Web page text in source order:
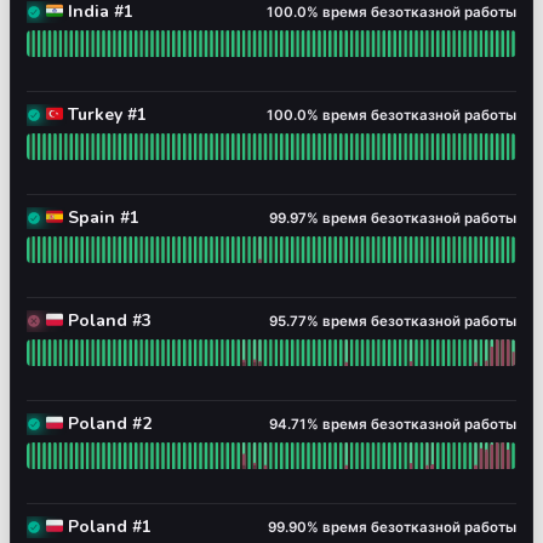
🇮🇳 India #1 - Работает
🇮🇳 India #1 100.0% время безотказной работы
🇹🇷 Turkey #1 - Работает
🇹🇷 Turkey #1 100% - время безотказной
100.0% время безотказной работы
🇪🇸 Spain #1 - Работает
🇪🇸 Spain #1 100% - время безотказной
99.97% время безотказной работы
🇵🇱 Poland #3 - Полная недоступность
🇵🇱 Poland #3 96% - время безотказной
95.77% время безотказной работы
Читать график времени безотказной работы для
🇵🇱 Poland #2 - Работает
🇵🇱 Poland #2 95% - время безотказной
94.71% время безотказной работы
Читать график времени безотказной работы для
🇵🇱 Poland #1 - Работает
🇵🇱 Poland #1 100% - время безотказной
99.90% время безотказной работы